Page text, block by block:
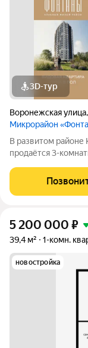
3D-тур
Воронежская улица,
Микрорайон
В развитом районе
продаётся 3-
жилом комплексе
При покупке
5 200 000 ₽
39,4 м² 1-комн.
новостройка